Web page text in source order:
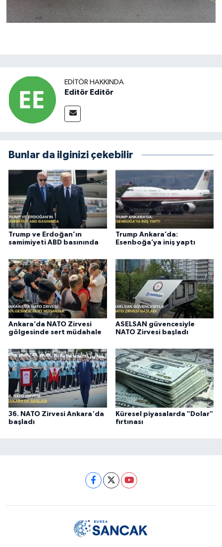
EDITÖR HAKKINDA
Editör Editör
Bunlar da ilginizi çekebilir
Trump ve Erdoğan’ın
samimiyeti ABD basınında
Trump Ankara’da:
Esenboğa’ya iniş yaptı
Ankara’da NATO Zirvesi
gölgesinde sert müdahale
ASELSAN güvencesiyle
NATO Zirvesi başladı
36. NATO Zirvesi Ankara'da
başladı
Küresel piyasalarda "Dolar"
fırtınası